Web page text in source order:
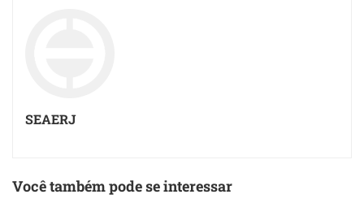
SEAERJ
Você também pode se interessar